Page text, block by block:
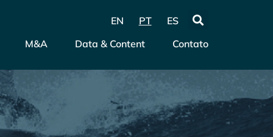
EN PT
ES
M&A Data & Content Contato